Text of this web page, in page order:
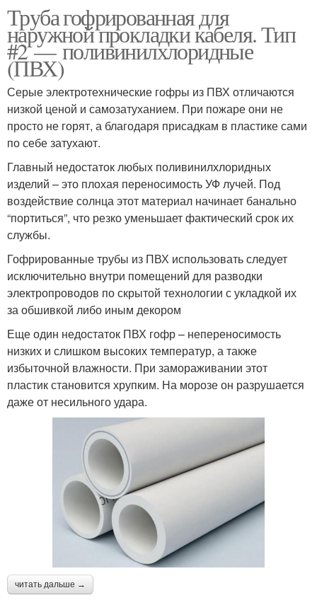
Труба гофрированная для
наружной прокладки кабеля. Тип
#2 — поливинилхлоридные
(ПВХ)
Серые электротехнические гофры из ПВХ отличаются
низкой ценой и самозатуханием. При пожаре они не
просто не горят, а благодаря присадкам в пластике сами
по себе затухают.
Главный недостаток любых поливинилхлоридных
изделий – это плохая переносимость УФ лучей. Под
воздействие солнца этот материал начинает банально
“портиться”, что резко уменьшает фактический срок их
службы.
Гофрированные трубы из ПВХ использовать следует
исключительно внутри помещений для разводки
электропроводов по скрытой технологии с укладкой их
за обшивкой либо иным декором
Еще один недостаток ПВХ гофр – непереносимость
низких и слишком высоких температур, а также
избыточной влажности. При замораживании этот
пластик становится хрупким. На морозе он разрушается
даже от несильного удара.
читать дальше →